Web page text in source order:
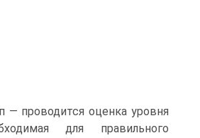
— проводится оценка уровня
для правильного